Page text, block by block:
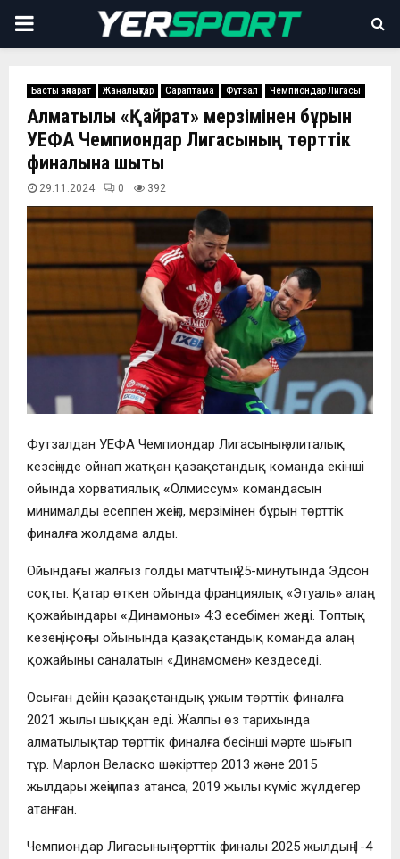
PRIMARY
Басты ақпарат Жаңалықтар Сараптама Футзал Чемпиондар Лигасы
Алматылық «Қайрат» мерзімінен бұрын
УЕФА Чемпиондар Лигасының төрттік
финалына шықты
29.11.2024 0 392
Футзалдан УЕФА Чемпиондар Лигасының элиталық
кезеңінде ойнап жатқан қазақстандық команда екінші
ойында хорватиялық «Олмиссум» командасын
минималды есеппен жеңіп, мерзімінен бұрын төрттік
финалға жолдама алды.
Ойындағы жалғыз голды матчтың 25-минутында Эдсон
соқты. Қатар өткен ойында франциялық «Этуаль» алаң
қожайындары «Динамоны» 4:3 есебімен жеңді. Топтық
кезеңнің соңғы ойынында қазақстандық команда алаң
қожайыны саналатын «Динамомен» кездеседі.
Осыған дейін қазақстандық ұжым төрттік финалға
2021 жылы шыққан еді. Жалпы өз тарихында
алматылықтар төрттік финалға бесінші мәрте шығып
тұр. Марлон Веласко шәкірттер 2013 және 2015
жылдары жеңімпаз атанса, 2019 жылы күміс жүлдегер
атанған.
Чемпиондар Лигасының төрттік финалы 2025 жылдың 1-4